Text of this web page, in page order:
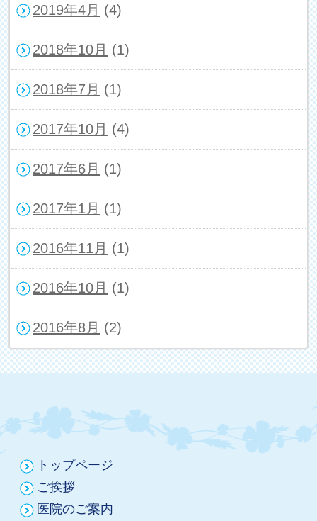
2019年4月 (4)
2018年10月 (1)
2018年7月 (1)
2017年10月 (4)
2017年6月 (1)
2017年1月 (1)
2016年11月 (1)
2016年10月 (1)
2016年8月 (2)
トップページ
ご挨拶
医院のご案内